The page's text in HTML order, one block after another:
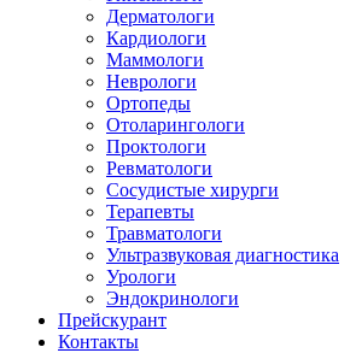
Дерматологи
Кардиологи
Маммологи
Неврологи
Ортопеды
Отоларингологи
Проктологи
Ревматологи
Сосудистые хирурги
Терапевты
Травматологи
Ультразвуковая диагностика
Урологи
Эндокринологи
Прейскурант
Контакты